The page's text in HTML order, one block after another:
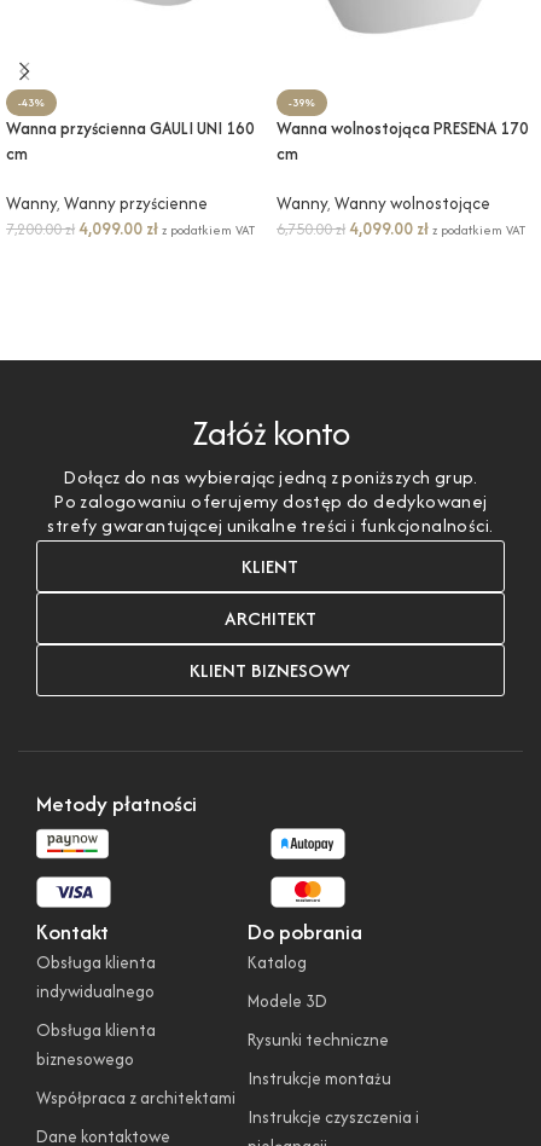
-43%
Wanna przyścienna GAULI UNI 160
cm
Wanny, Wanny przyścienne
7,200.00zł 4,099.00 złz podatkiem VAT
-39%
Wanna wolnostojąca PRESENA 170
cm
Wanny, Wanny wolnostojące
6,750.00zł 4,099.00 złz podatkiem VAT
Załóż konto
Dołącz do nas wybierając jedną z poniższych grup.
Po zalogowaniu oferujemy dostęp do dedykowanej
strefy gwarantującej unikalne treści i funkcjonalności.
KLIENT
ARCHITEKT
KLIENT BIZNESOWY
Kontakt
Obsługa klienta
indywidualnego
Obsługa klienta
biznesowego
Współpraca z architektami
Dane kontaktowe
Do pobrania
Katalog
Modele 3D
Rysunki techniczne
Instrukcje montażu
Instrukcje czyszczenia i
Metody płatności